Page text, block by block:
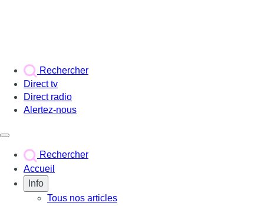
Rechercher
Direct tv
Direct radio
Alertez-nous
Rechercher
Accueil
Info
Tous nos articles